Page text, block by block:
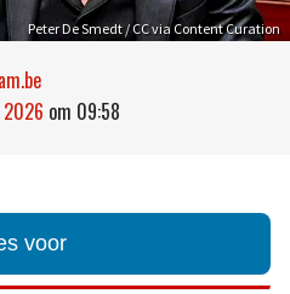
Peter De Smedt / CC via Content Curation
2026 om 09:58
voor